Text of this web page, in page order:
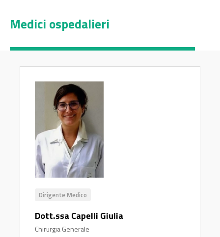
Medici ospedalieri
Dirigente Medico
Dott.ssa Capelli Giulia
Chirurgia Generale